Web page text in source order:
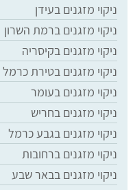
ניקוי מזגנים בעידן
ניקוי מזגנים ברמת השרון
ניקוי מזגנים בקיסריה
ניקוי מזגנים בטירת כרמל
ניקוי מזגנים בעומר
ניקוי מזגנים בחריש
ניקוי מזגנים בגבע כרמל
ניקוי מזגנים ברחובות
ניקוי מזגנים בבאר שבע